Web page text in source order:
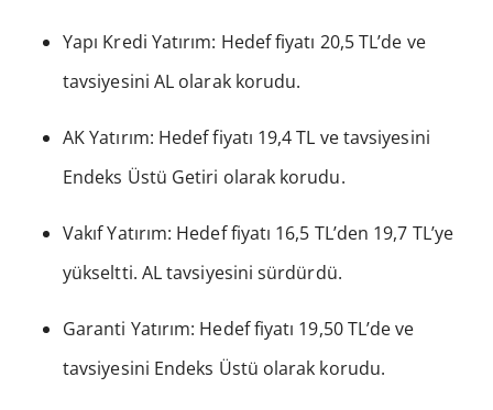
Yapı Kredi Yatırım: Hedef fiyatı 20,5 TL’de ve
tavsiyesini AL olarak korudu.
AK Yatırım: Hedef fiyatı 19,4 TL ve tavsiyesini
Endeks Üstü Getiri olarak korudu.
Vakıf Yatırım: Hedef fiyatı 16,5 TL’den 19,7 TL’ye
yükseltti. AL tavsiyesini sürdürdü.
Garanti Yatırım: Hedef fiyatı 19,50 TL’de ve
tavsiyesini Endeks Üstü olarak korudu.